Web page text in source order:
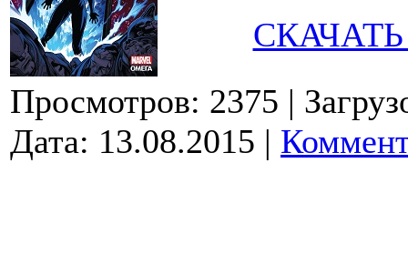
Просмотров: 2375 |
Дата: 13.08.2015 |